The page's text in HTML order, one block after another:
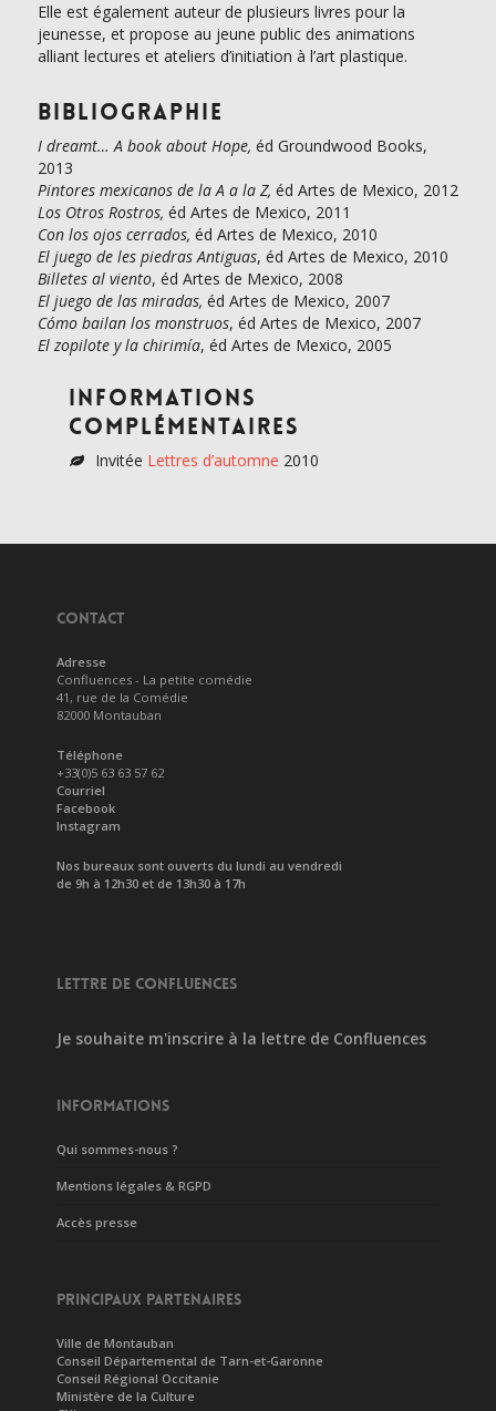
Elle est également auteur de plusieurs livres pour la
jeunesse, et propose au jeune public des animations
alliant lectures et ateliers d’initiation à l’art plastique.
Bibliographie
I dreamt… A book about Hope, éd Groundwood Books,
2013
Pintores mexicanos de la A a la Z, éd Artes de Mexico, 2012
Los Otros Rostros, éd Artes de Mexico, 2011
Con los ojos cerrados, éd Artes de Mexico, 2010
El juego de les piedras Antiguas, éd Artes de Mexico, 2010
Billetes al viento, éd Artes de Mexico, 2008
El juego de las miradas, éd Artes de Mexico, 2007
Cómo bailan los monstruos, éd Artes de Mexico, 2007
El zopilote y la chirimía, éd Artes de Mexico, 2005
Informations
complémentaires
Invitée Lettres d’automne 2010
CONTACT
Adresse
Confluences - La petite comédie
41, rue de la Comédie
82000 Montauban
Téléphone
+33(0)5 63 63 57 62
Courriel
Facebook
Instagram
Nos bureaux sont ouverts du lundi au vendredi
de 9h à 12h30 et de 13h30 à 17h
LETTRE DE CONFLUENCES
Je souhaite m'inscrire à la lettre de Confluences
INFORMATIONS
Qui sommes-nous ?
Mentions légales & RGPD
Accès presse
PRINCIPAUX PARTENAIRES
Ville de Montauban
Conseil Départemental de Tarn-et-Garonne
Conseil Régional Occitanie
Ministère de la Culture